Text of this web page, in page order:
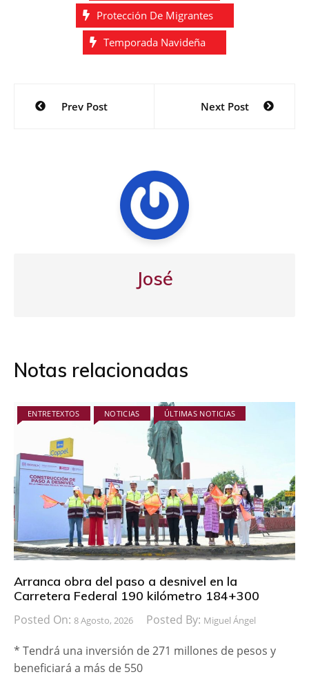
Protección De Migrantes
Temporada Navideña
Navegación
Prev Post Next Post
José
Notas relacionadas
ENTRETEXTOS NOTICIAS ÚLTIMAS NOTICIAS
Arranca obra del paso a desnivel en la
Carretera Federal 190 kilómetro 184+300
Posted On: 8 Agosto, 2026 Posted By: Miguel Ángel
* Tendrá una inversión de 271 millones de pesos y
beneficiará a más de 550